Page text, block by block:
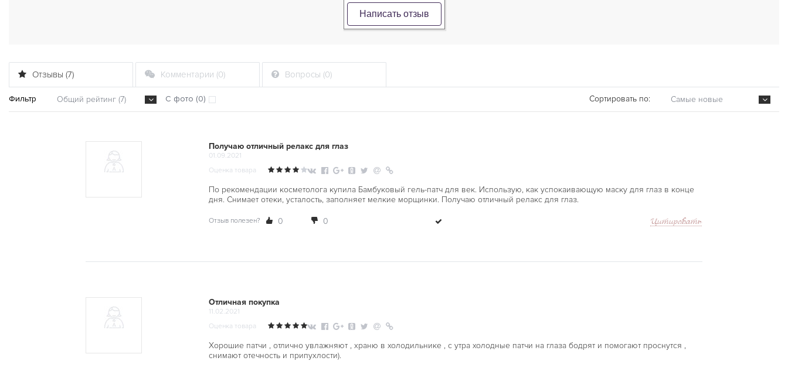
Написать отзыв
Отзывы (7) Комментарии (0) Вопросы (0)
Фильтр Общий рейтинг (7) С фото (0) Сортировать по: Самые новые
Получаю отличный релакс для глаз
01.09.2021
Оценка товара
По рекомендации косметолога купила Бамбуковый гель-патч для век. Использую, как успокаивающую маску для глаз в конце
дня. Снимает отеки, усталость, заполняет мелкие морщинки. Получаю отличный релакс для глаз.
Отзыв полезен? 0 0 Цитировать
Отличная покупка
11.02.2021
Оценка товара
Хорошие патчи , отлично увлажняют , храню в холодильнике , с утра холодные патчи на глаза бодрят и помогают проснутся ,
снимают отечность и припухлости).